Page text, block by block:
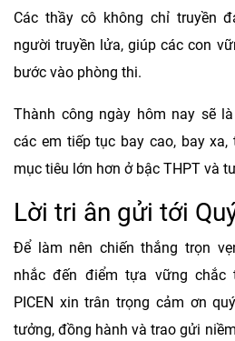
Các thầy cô không chỉ truyền
người truyền lửa, giúp các con
bước vào phòng thi.
Thành công ngày hôm nay sẽ
các em tiếp tục bay cao, bay
mục tiêu lớn hơn ở bậc THPT và
Lời tri ân gửi tới
Để làm nên chiến thắng trọn
nhắc đến điểm tựa vững chắc
PICEN xin trân trọng cảm ơn
tưởng, đồng hành và trao gửi